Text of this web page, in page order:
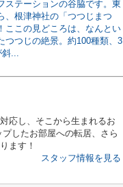
ステーションの谷脇です。東
、根津神社の「つつじまつ
ここの見どころは、なんとい
つつじの絶景。約100種類、3
斜...
応し、そこから生まれるお
したお部屋への転居、さら
ます！
スタッフ情報を見る